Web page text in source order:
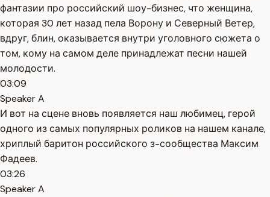
фантазии про российский шоу-бизнес, что женщина,
которая 30 лет назад пела Ворону и Северный Ветер,
вдруг, блин, оказывается внутри уголовного сюжета о
том, кому на самом деле принадлежат песни нашей
молодости.
03:09
Speaker A
И вот на сцене вновь появляется наш любимец, герой
одного из самых популярных роликов на нашем канале,
хриплый баритон российского з-сообщества Максим
Фадеев.
03:26
Speaker A